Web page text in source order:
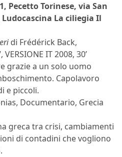
Pecetto Torinese, via San
La ciliegia Il
di Frédérick Back,
IT 2008, 30’
grazie a un solo uomo
Capolavoro
e piccoli.
Documentario, Grecia
greca tra crisi, cambiamenti
di contadini che vogliono